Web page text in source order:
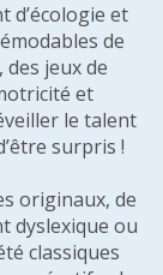
d’écologie et
de
des jeux de
et
le talent
surpris !
originaux, de
dyslexique ou
classiques